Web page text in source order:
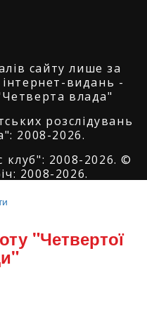
сайту лише за
видань -
влада"
розслідувань
2008-2026.
2008-2026. ©
2008-2026.
"Четвертої